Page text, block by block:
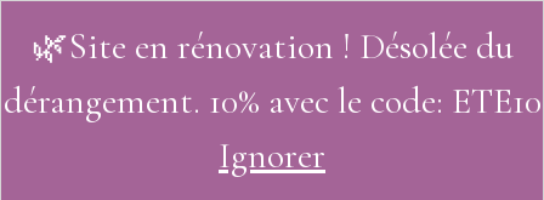
0
🌿Site en rénovation ! Désolée du
dérangement. 10% avec le code: ETE10
Ignorer